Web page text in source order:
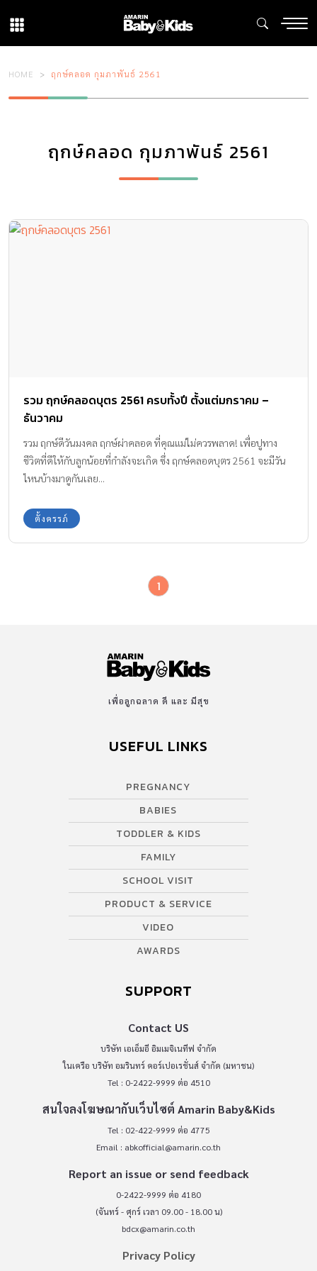
HOME ฤกษ์คลอด กุมภาพันธ์ 2561
ฤกษ์คลอด กุมภาพันธ์ 2561
รวม ฤกษ์คลอดบุตร 2561 ครบทั้งปี ตั้งแต่มกราคม –
ธันวาคม
รวม ฤกษ์ดีวันมงคล ฤกษ์ผ่าคลอด ที่คุณแม่ไม่ควรพลาด! เพื่อปูทาง
ชีวิตที่ดีให้กับลูกน้อยที่กำลังจะเกิด ซึ่ง ฤกษ์คลอดบุตร 2561 จะมีวัน
ไหนบ้างมาดูกันเลย...
ตั้งครรภ์
1
เพื่อลูกฉลาด ดี และ มีสุข
USEFUL LINKS
PREGNANCY
BABIES
TODDLER & KIDS
FAMILY
SCHOOL VISIT
PRODUCT & SERVICE
VIDEO
AWARDS
SUPPORT
Contact US
บริษัท เอเอ็มอี อิมเมจิเนทีฟ จำกัด
ในเครือ บริษัท อมรินทร์ คอร์เปอเรชั่นส์ จำกัด (มหาชน)
Tel : 0-2422-9999 ต่อ 4510
สนใจลงโฆษณากับเว็บไซต์ Amarin Baby&Kids
Tel : 02-422-9999 ต่อ 4775
Email : abkofficial@amarin.co.th
Report an issue or send feedback
0-2422-9999 ต่อ 4180
(จันทร์ - ศุกร์ เวลา 09.00 - 18.00 น)
bdcx@amarin.co.th
Privacy Policy